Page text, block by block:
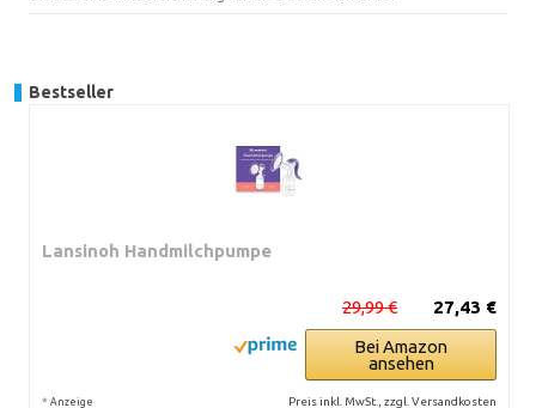
Bestseller
Lansinoh Handmilchpumpe
27,43 €
29,99 €
Bei Amazon
ansehen
* Anzeige Preis inkl. MwSt., zzgl. Versandkosten